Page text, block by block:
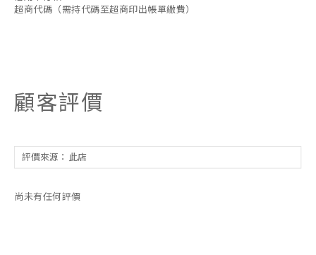
超商代碼（需持代碼至超商印出帳單繳費）
顧客評價
尚未有任何評價